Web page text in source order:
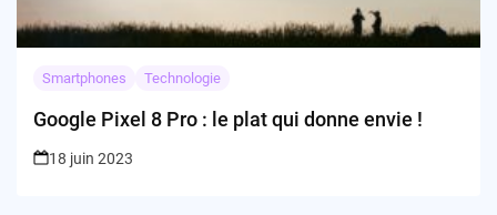
Smartphones Technologie
Google Pixel 8 Pro : le plat qui donne envie !
18 juin 2023